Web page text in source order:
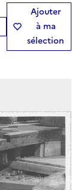
Ajouter
à ma
sélection